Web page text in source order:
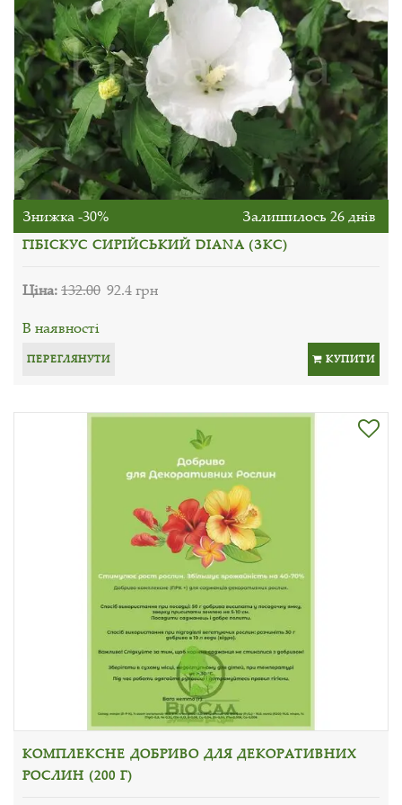
Знижка -30% Залишилось 26 днів
ГІБІСКУС СИРІЙСЬКИЙ DIANA (ЗКС)
Ціна:132.00 92.4 грн
В наявності
ПЕРЕГЛЯНУТИ КУПИТИ
КОМПЛЕКСНЕ ДОБРИВО ДЛЯ ДЕКОРАТИВНИХ
РОСЛИН (200 Г)